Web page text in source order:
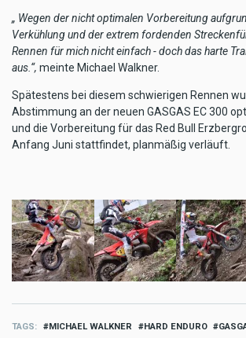
„ Wegen der nicht optimalen Vorbereitung
Verkühlung und der extrem fordenden
Rennen für mich nicht einfach - doch das harte
aus.“, meinte Michael Walkner.
Spätestens bei diesem schwierigen Rennen
Abstimmung an der neuen GASGAS EC 300
und die Vorbereitung für das Red Bull
Anfang Juni stattfindet, planmäßig verläuft.
TAGS MICHAEL WALKNER HARD ENDURO